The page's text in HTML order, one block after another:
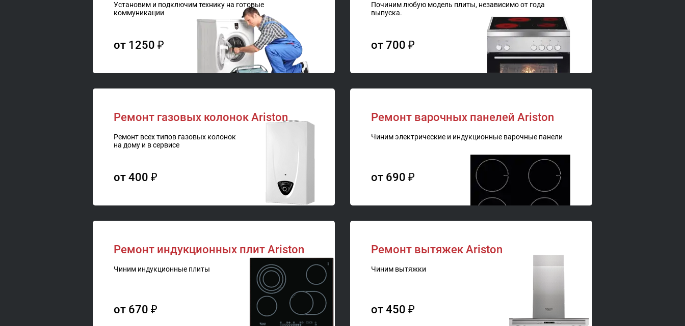
Установим и подключим технику на готовые
коммуникации
от 1250 ₽
Починим любую модель плиты, независимо от года
выпуска.
от 700 ₽
Ремонт газовых колонок Ariston
Ремонт всех типов газовых колонок
на дому и в сервисе
от 400 ₽
Ремонт варочных панелей Ariston
Чиним электрические и индукционные варочные панели
от 690 ₽
Ремонт индукционных плит Ariston
Чиним индукционные плиты
от 670 ₽
Ремонт вытяжек Ariston
Чиним вытяжки
от 450 ₽